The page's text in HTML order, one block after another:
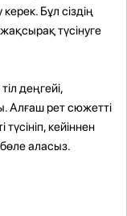
Бұл сіздің
түсінуге
деңгейі,
Алғаш рет сюжетті
кейіннен
аласыз.